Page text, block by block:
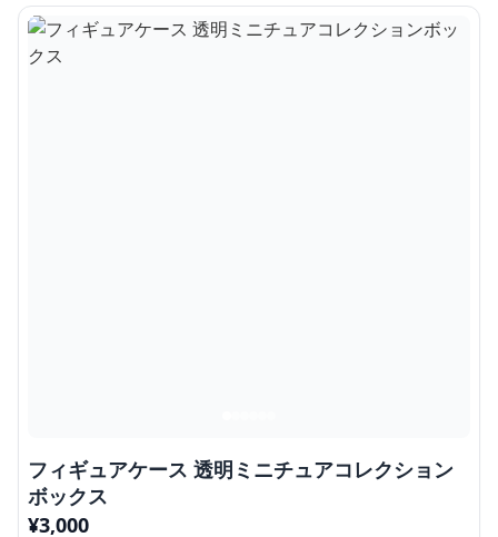
フィギュアケース 透明ミニチュアコレクション
ボックス
¥3,000